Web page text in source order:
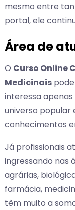
mesmo entre
portal, ele
Área de
O Curso Online
Medicinais
interessa
universo popular
conhecimentos
Já profissionais
ingressando nas
agrárias,
farmácia,
têm muito a